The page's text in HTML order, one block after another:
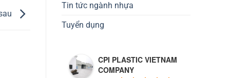
Tin tức ngành nhựa
Tuyển dụng
CPI PLASTIC VIETNAM
COMPANY